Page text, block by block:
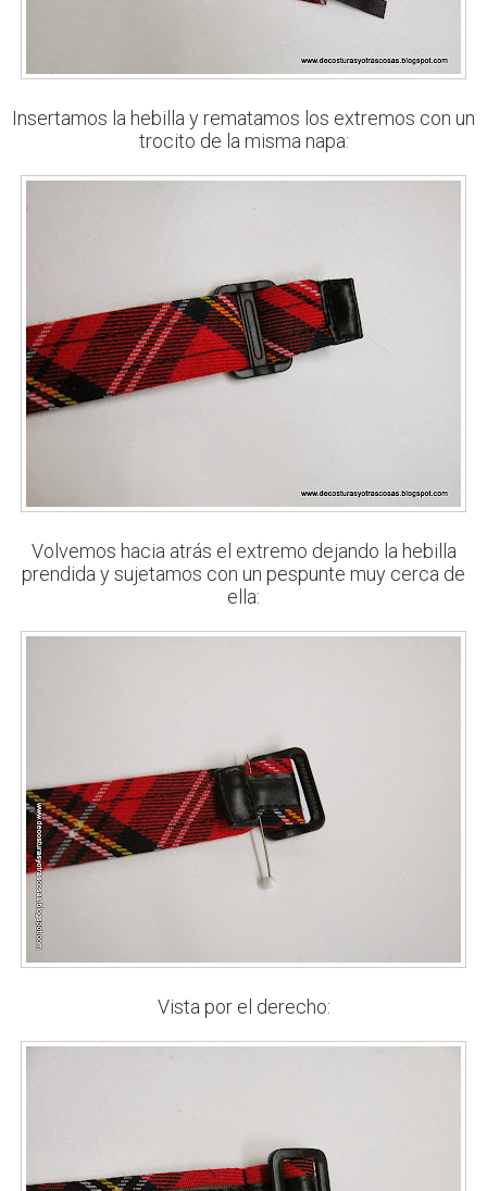
Insertamos la hebilla y rematamos los extremos con un
trocito de la misma napa:
Volvemos hacia atrás el extremo dejando la hebilla
prendida y sujetamos con un pespunte muy cerca de
ella:
Vista por el derecho: